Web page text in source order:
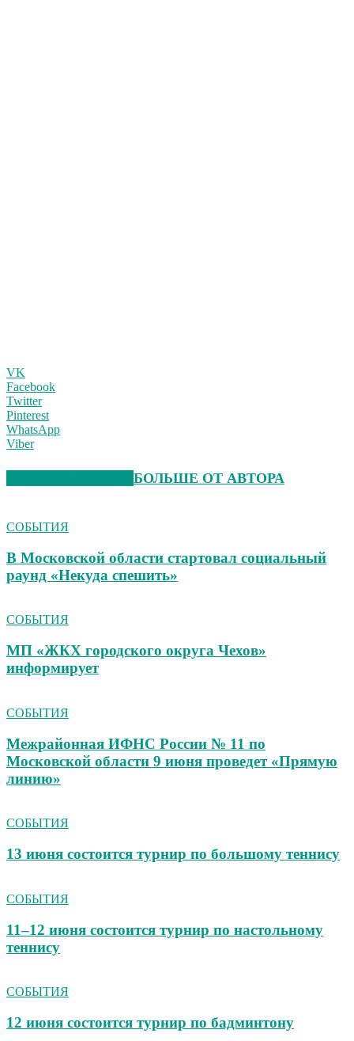
VK
Facebook
Twitter
Pinterest
WhatsApp
Viber
БОЛЬШЕ ОТ АВТОРА
СОБЫТИЯ
В Московской области стартовал социальный
раунд «Некуда спешить»
СОБЫТИЯ
МП «ЖКХ городского округа Чехов»
информирует
СОБЫТИЯ
Межрайонная ИФНС России № 11 по
Московской области 9 июня проведет «Прямую
линию»
СОБЫТИЯ
13 июня состоится турнир по большому теннису
СОБЫТИЯ
11–12 июня состоится турнир по настольному
теннису
СОБЫТИЯ
12 июня состоится турнир по бадминтону